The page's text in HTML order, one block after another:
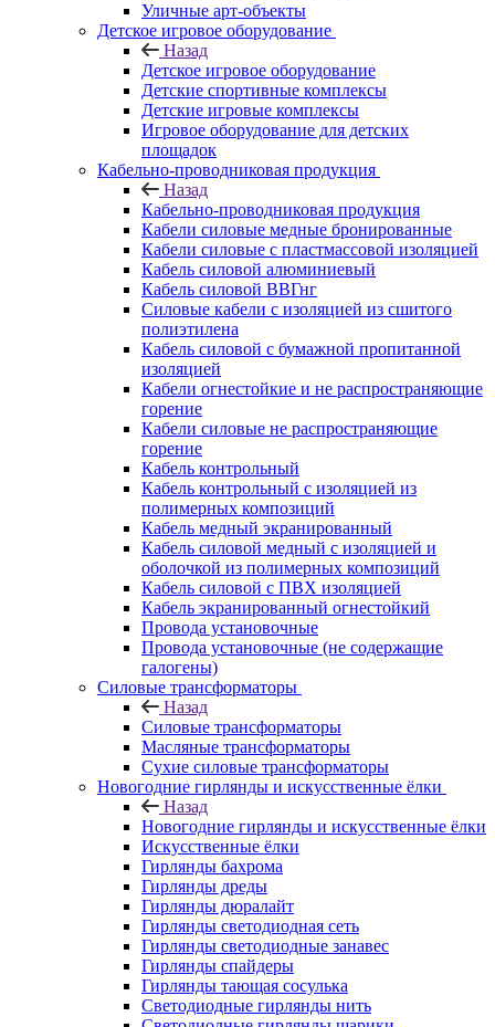
Уличные арт-объекты
Детское игровое оборудование
Назад
Детское игровое оборудование
Детские спортивные комплексы
Детские игровые комплексы
Игровое оборудование для детских
площадок
Кабельно-проводниковая продукция
Назад
Кабельно-проводниковая продукция
Кабели силовые медные бронированные
Кабели силовые с пластмассовой изоляцией
Кабель силовой алюминиевый
Кабель силовой ВВГнг
Силовые кабели с изоляцией из сшитого
полиэтилена
Кабель силовой с бумажной пропитанной
изоляцией
Кабели огнестойкие и не распространяющие
горение
Кабели силовые не распространяющие
горение
Кабель контрольный
Кабель контрольный с изоляцией из
полимерных композиций
Кабель медный экранированный
Кабель силовой медный с изоляцией и
оболочкой из полимерных композиций
Кабель силовой с ПВХ изоляцией
Кабель экранированный огнестойкий
Провода установочные
Провода установочные (не содержащие
галогены)
Силовые трансформаторы
Назад
Силовые трансформаторы
Масляные трансформаторы
Сухие силовые трансформаторы
Новогодние гирлянды и искусственные ёлки
Назад
Новогодние гирлянды и искусственные ёлки
Искусственные ёлки
Гирлянды бахрома
Гирлянды дреды
Гирлянды дюралайт
Гирлянды светодиодная сеть
Гирлянды светодиодные занавес
Гирлянды спайдеры
Гирлянды тающая сосулька
Светодиодные гирлянды нить